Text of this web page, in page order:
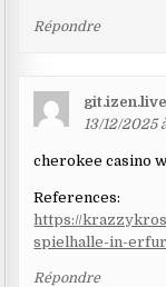
Répondre
git.izen.live
13/12/2025
cherokee casino
References:
https://
spielhalle-in-
Répondre